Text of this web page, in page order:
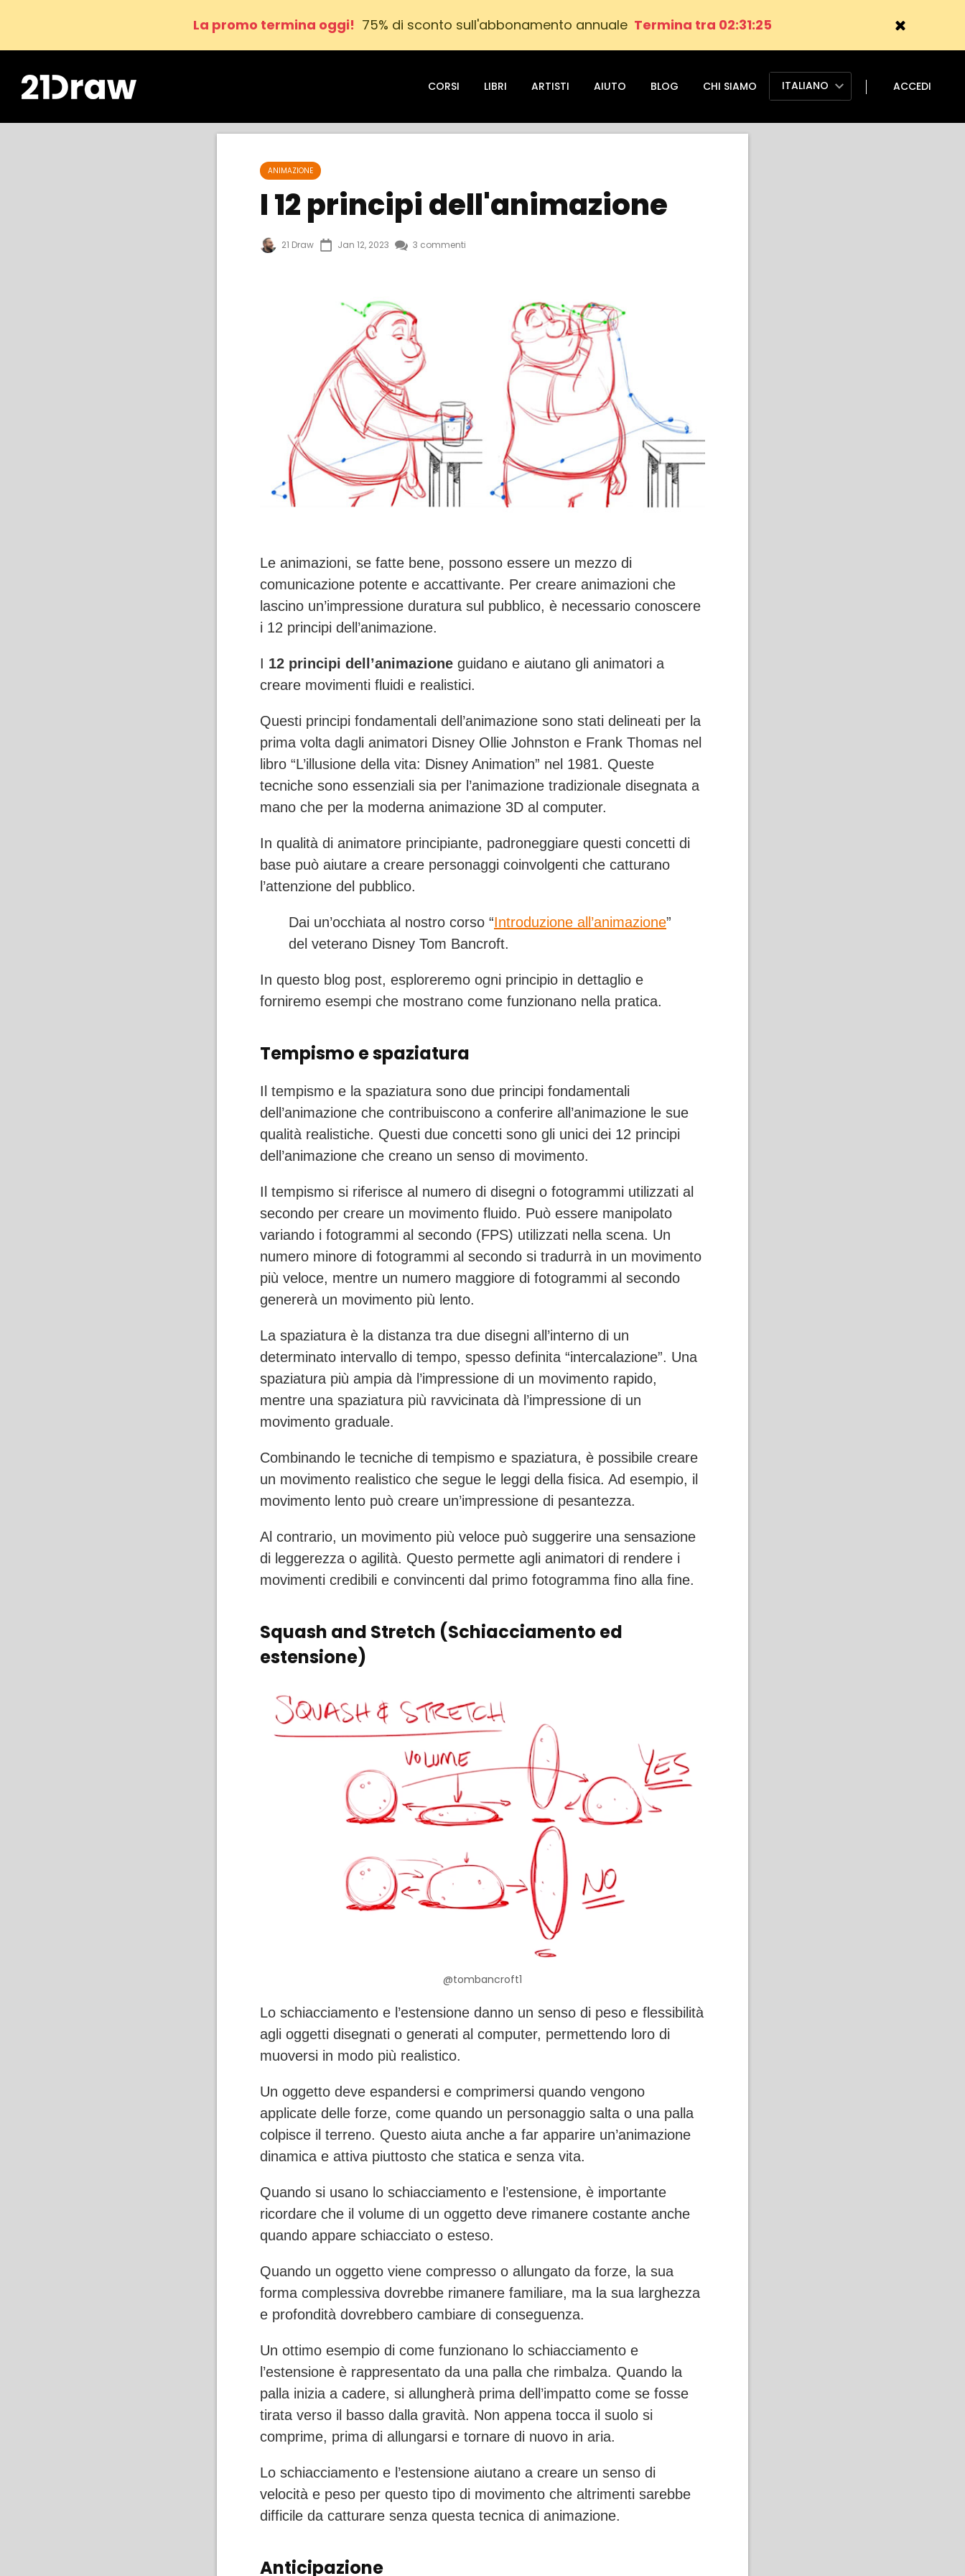
La promo termina oggi! 75% di sconto sull'abbonamento annuale Termina tra 02:31:24
CORSI LIBRI ARTISTI AIUTO BLOG CHI SIAMO ITALIANO ACCEDI
ANIMAZIONE
I 12 principi dell'animazione
21 Draw Jan 12, 2023 3 commenti
Le animazioni, se fatte bene, possono essere un mezzo di
comunicazione potente e accattivante. Per creare animazioni che
lascino un’impressione duratura sul pubblico, è necessario conoscere
i 12 principi dell’animazione.
I 12 principi dell’animazione guidano e aiutano gli animatori a
creare movimenti fluidi e realistici.
Questi principi fondamentali dell’animazione sono stati delineati per la
prima volta dagli animatori Disney Ollie Johnston e Frank Thomas nel
libro “L’illusione della vita: Disney Animation” nel 1981. Queste
tecniche sono essenziali sia per l’animazione tradizionale disegnata a
mano che per la moderna animazione 3D al computer.
In qualità di animatore principiante, padroneggiare questi concetti di
base può aiutare a creare personaggi coinvolgenti che catturano
l’attenzione del pubblico.
Dai un’occhiata al nostro corso “Introduzione all’animazione”
del veterano Disney Tom Bancroft.
In questo blog post, esploreremo ogni principio in dettaglio e
forniremo esempi che mostrano come funzionano nella pratica.
Tempismo e spaziatura
Il tempismo e la spaziatura sono due principi fondamentali
dell’animazione che contribuiscono a conferire all’animazione le sue
qualità realistiche. Questi due concetti sono gli unici dei 12 principi
dell’animazione che creano un senso di movimento.
Il tempismo si riferisce al numero di disegni o fotogrammi utilizzati al
secondo per creare un movimento fluido. Può essere manipolato
variando i fotogrammi al secondo (FPS) utilizzati nella scena. Un
numero minore di fotogrammi al secondo si tradurrà in un movimento
più veloce, mentre un numero maggiore di fotogrammi al secondo
genererà un movimento più lento.
La spaziatura è la distanza tra due disegni all’interno di un
determinato intervallo di tempo, spesso definita “intercalazione”. Una
spaziatura più ampia dà l’impressione di un movimento rapido,
mentre una spaziatura più ravvicinata dà l’impressione di un
movimento graduale.
Combinando le tecniche di tempismo e spaziatura, è possibile creare
un movimento realistico che segue le leggi della fisica. Ad esempio, il
movimento lento può creare un’impressione di pesantezza.
Al contrario, un movimento più veloce può suggerire una sensazione
di leggerezza o agilità. Questo permette agli animatori di rendere i
movimenti credibili e convincenti dal primo fotogramma fino alla fine.
Squash and Stretch (Schiacciamento ed
estensione)
@tombancroft1
Lo schiacciamento e l’estensione danno un senso di peso e flessibilità
agli oggetti disegnati o generati al computer, permettendo loro di
muoversi in modo più realistico.
Un oggetto deve espandersi e comprimersi quando vengono
applicate delle forze, come quando un personaggio salta o una palla
colpisce il terreno. Questo aiuta anche a far apparire un’animazione
dinamica e attiva piuttosto che statica e senza vita.
Quando si usano lo schiacciamento e l’estensione, è importante
ricordare che il volume di un oggetto deve rimanere costante anche
quando appare schiacciato o esteso.
Quando un oggetto viene compresso o allungato da forze, la sua
forma complessiva dovrebbe rimanere familiare, ma la sua larghezza
e profondità dovrebbero cambiare di conseguenza.
Un ottimo esempio di come funzionano lo schiacciamento e
l’estensione è rappresentato da una palla che rimbalza. Quando la
palla inizia a cadere, si allungherà prima dell’impatto come se fosse
tirata verso il basso dalla gravità. Non appena tocca il suolo si
comprime, prima di allungarsi e tornare di nuovo in aria.
Lo schiacciamento e l’estensione aiutano a creare un senso di
velocità e peso per questo tipo di movimento che altrimenti sarebbe
difficile da catturare senza questa tecnica di animazione.
Anticipazione